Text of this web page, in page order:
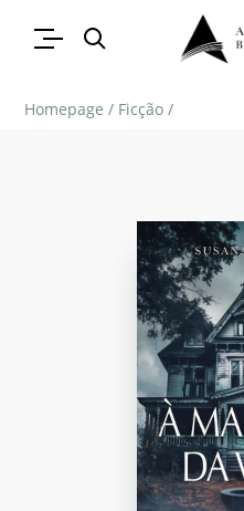
Homepage / Ficção /